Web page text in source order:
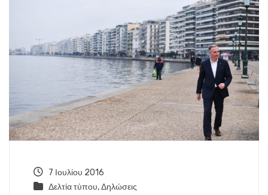
7 Ιουλίου 2016
Δελτία τύπου,Δηλώσεις